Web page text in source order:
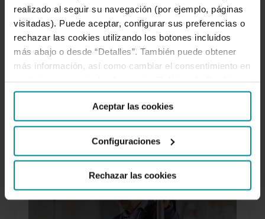
realizado al seguir su navegación (por ejemplo, páginas
visitadas). Puede aceptar, configurar sus preferencias o
rechazar las cookies utilizando los botones incluidos
más abajo o desde “Detalles”. También puede obtener
más información, así como cambiar el consentimiento en
Aceptar las cookies
Configuraciones
Rechazar las cookies
ADN cooperativo.
SÍGUENOS
Facebook
Twitter
Instagram
LinkedIn
YouTube